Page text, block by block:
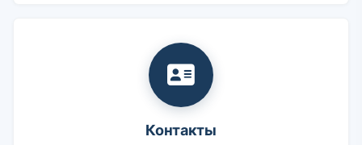
Контакты